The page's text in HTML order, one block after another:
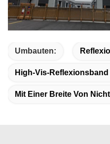
Umbauten:
High-Vis-Reflexionsband
Mit Einer Breite Von